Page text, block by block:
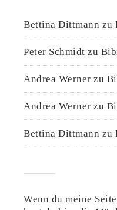
Bettina Dittmann zu
Peter Schmidt zu
Andrea Werner zu
Andrea Werner zu
Bettina Dittmann zu
Wenn du meine